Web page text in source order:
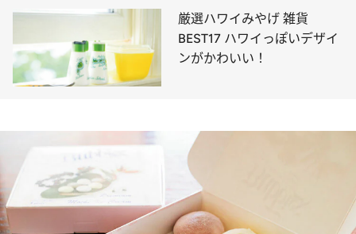
厳選ハワイみやげ 雑貨
BEST17 ハワイっぽいデザイ
ンがかわいい！